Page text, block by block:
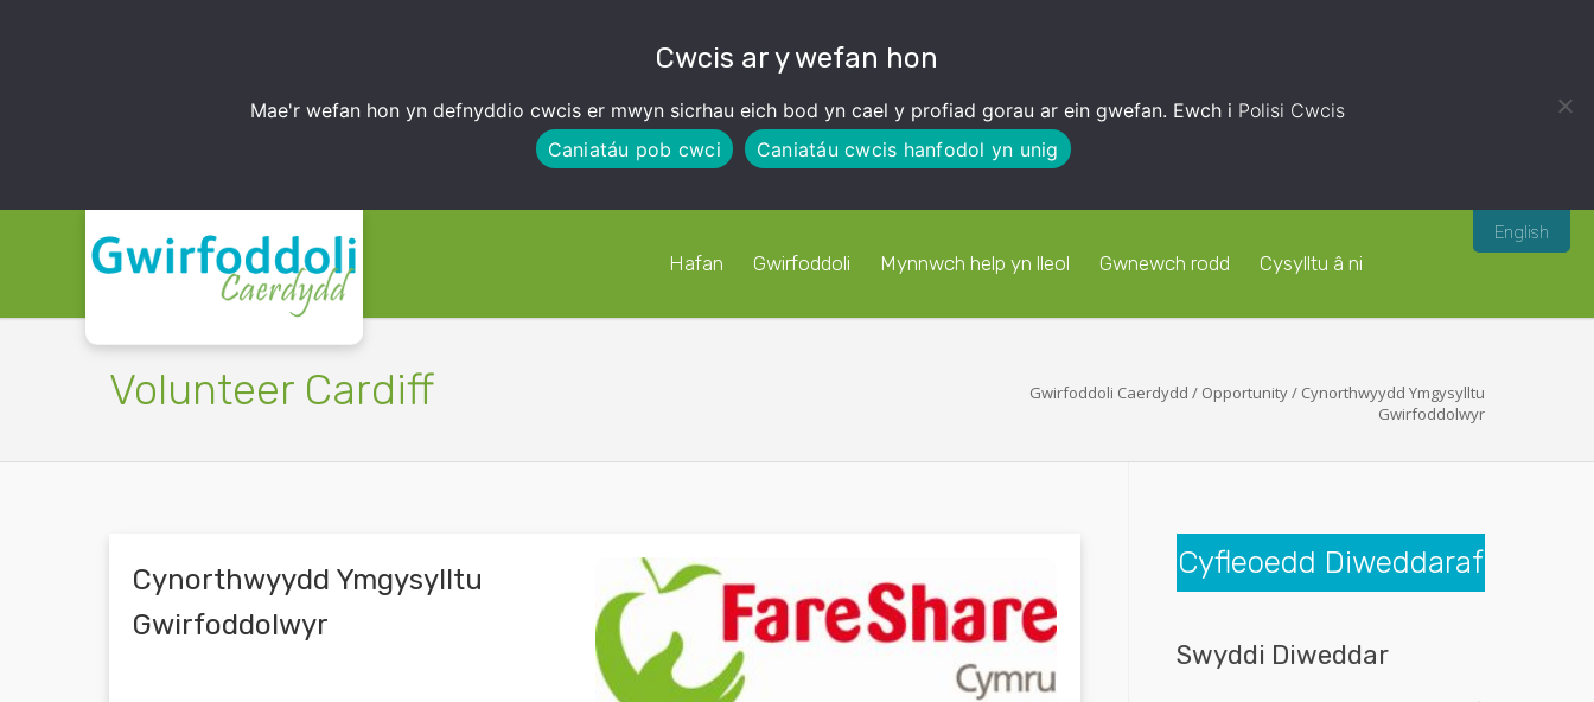
Cwcis ar y wefan hon
Mae'r wefan hon yn defnyddio cwcis er mwyn sicrhau eich bod yn cael y profiad gorau ar ein gwefan. Ewch i Polisi Cwcis
Caniatáu pob cwci
Caniatáu cwcis hanfodol yn unig
English
Hafan Gwirfoddoli Mynnwch help yn lleol Gwnewch rodd Cysylltu â ni
Volunteer Cardiff Gwirfoddoli Caerdydd / Opportunity/ Cynorthwyydd Ymgysylltu
Gwirfoddolwyr
Cynorthwyydd Ymgysylltu
Gwirfoddolwyr
Cyfleoedd Diweddaraf
Swyddi Diweddar